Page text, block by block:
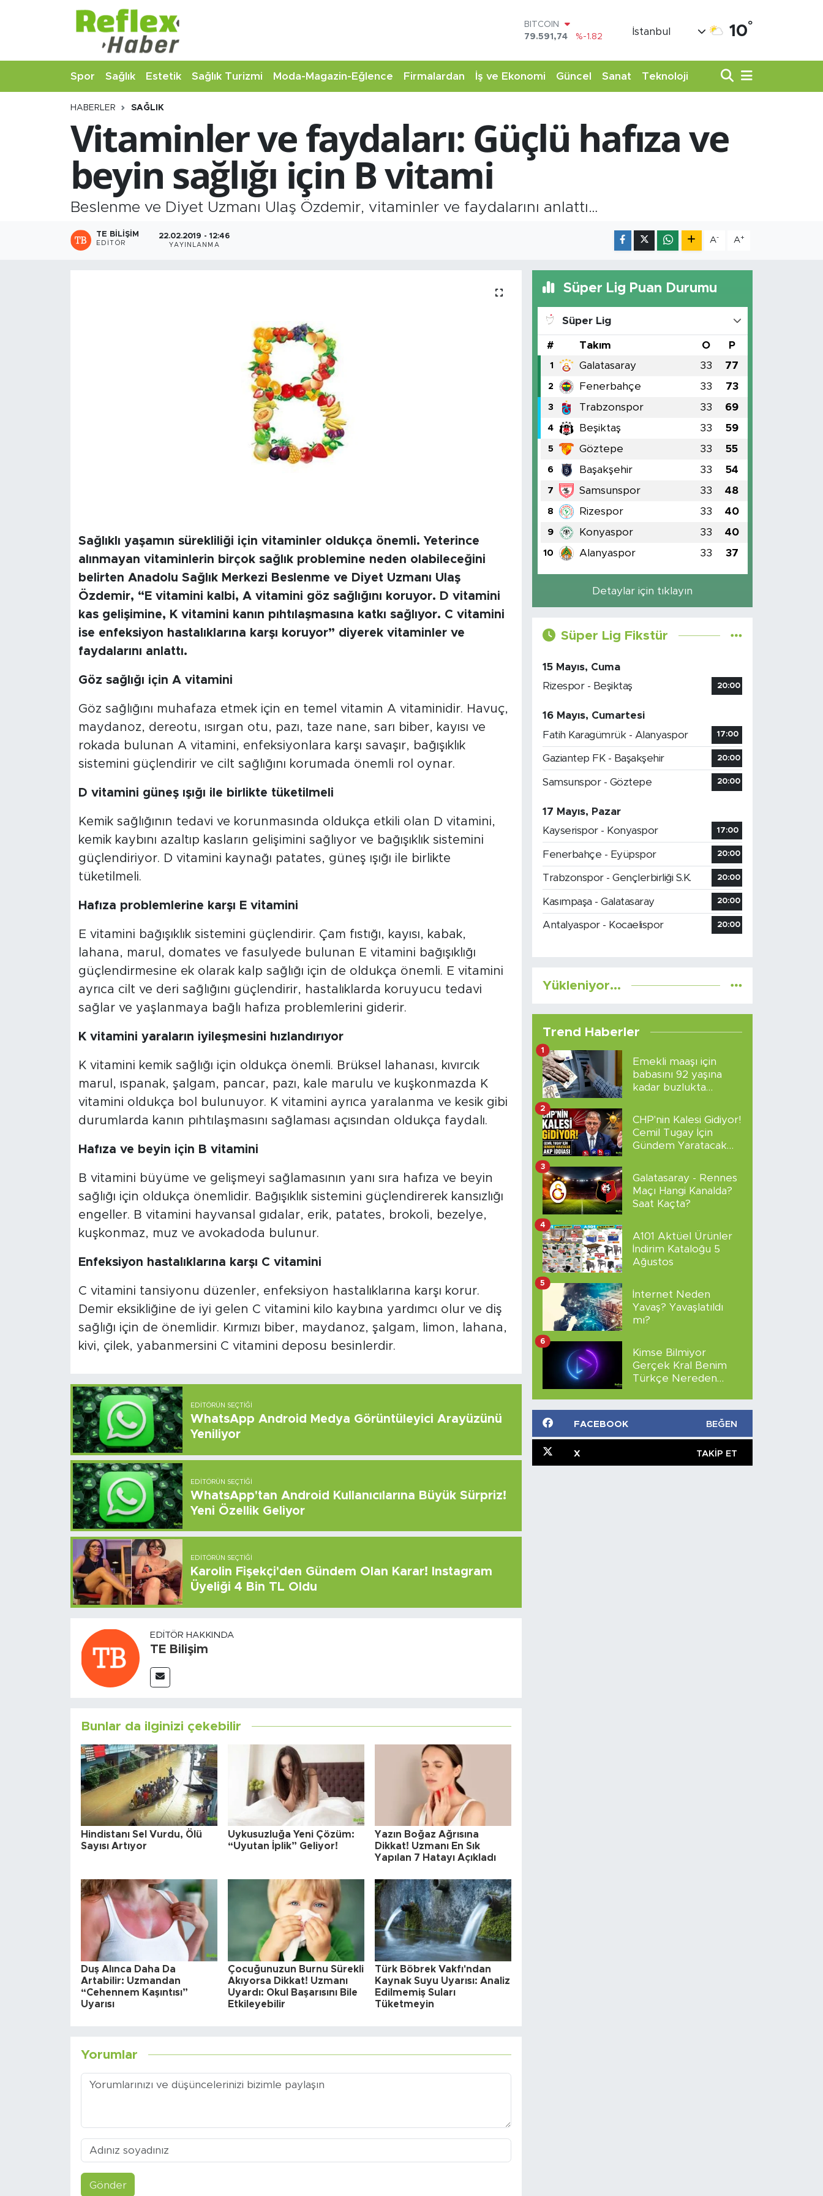
BITCOIN
79.591,74
%-1.82
45,43620
%0.02
EURO
6862,09000
%0.19
BİST100
14.598,00
İstanbul 10°
Spor Sağlık Estetik Sağlık Turizmi Moda-Magazin-Eğlence Firmalardan İş ve Ekonomi Güncel Sanat Teknoloji
HABERLER SAĞLIK
Vitaminler ve faydaları: Güçlü hafıza ve
beyin sağlığı için B vitami
Beslenme ve Diyet Uzmanı Ulaş Özdemir, vitaminler ve faydalarını anlattı…
TE BILIŞIM
EDITÖR
22.02.2019 - 12:46
YAYINLANMA
A- A+
Sağlıklı yaşamın sürekliliği için vitaminler oldukça önemli. Yeterince
alınmayan vitaminlerin birçok sağlık problemine neden olabileceğini
belirten Anadolu Sağlık Merkezi Beslenme ve Diyet Uzmanı Ulaş
Özdemir, “E vitamini kalbi, A vitamini göz sağlığını koruyor. D vitamini
kas gelişimine, K vitamini kanın pıhtılaşmasına katkı sağlıyor. C vitamini
ise enfeksiyon hastalıklarına karşı koruyor” diyerek vitaminler ve
faydalarını anlattı.
Göz sağlığı için A vitamini
Göz sağlığını muhafaza etmek için en temel vitamin A vitaminidir. Havuç,
maydanoz, dereotu, ısırgan otu, pazı, taze nane, sarı biber, kayısı ve
rokada bulunan A vitamini, enfeksiyonlara karşı savaşır, bağışıklık
sistemini güçlendirir ve cilt sağlığını korumada önemli rol oynar.
D vitamini güneş ışığı ile birlikte tüketilmeli
Kemik sağlığının tedavi ve korunmasında oldukça etkili olan D vitamini,
kemik kaybını azaltıp kasların gelişimini sağlıyor ve bağışıklık sistemini
güçlendiriyor. D vitamini kaynağı patates, güneş ışığı ile birlikte
tüketilmeli.
Hafıza problemlerine karşı E vitamini
E vitamini bağışıklık sistemini güçlendirir. Çam fıstığı, kayısı, kabak,
lahana, marul, domates ve fasulyede bulunan E vitamini bağışıklığı
güçlendirmesine ek olarak kalp sağlığı için de oldukça önemli. E vitamini
ayrıca cilt ve deri sağlığını güçlendirir, hastalıklarda koruyucu tedavi
sağlar ve yaşlanmaya bağlı hafıza problemlerini giderir.
K vitamini yaraların iyileşmesini hızlandırıyor
K vitamini kemik sağlığı için oldukça önemli. Brüksel lahanası, kıvırcık
marul, ıspanak, şalgam, pancar, pazı, kale marulu ve kuşkonmazda K
vitamini oldukça bol bulunuyor. K vitamini ayrıca yaralanma ve kesik gibi
durumlarda kanın pıhtılaşmasını sağlaması açısından oldukça faydalı.
Hafıza ve beyin için B vitamini
B vitamini büyüme ve gelişmeyi sağlamasının yanı sıra hafıza ve beyin
sağlığı için oldukça önemlidir. Bağışıklık sistemini güçlendirerek kansızlığı
engeller. B vitamini hayvansal gıdalar, erik, patates, brokoli, bezelye,
kuşkonmaz, muz ve avokadoda bulunur.
Enfeksiyon hastalıklarına karşı C vitamini
C vitamini tansiyonu düzenler, enfeksiyon hastalıklarına karşı korur.
Demir eksikliğine de iyi gelen C vitamini kilo kaybına yardımcı olur ve diş
sağlığı için de önemlidir. Kırmızı biber, maydanoz, şalgam, limon, lahana,
kivi, çilek, yabanmersini C vitamini deposu besinlerdir.
EDITÖRÜN SEÇTIĞI
WhatsApp Android Medya Görüntüleyici Arayüzünü
Yeniliyor
EDITÖRÜN SEÇTIĞI
WhatsApp'tan Android Kullanıcılarına Büyük Sürpriz!
Yeni Özellik Geliyor
EDITÖRÜN SEÇTIĞI
Karolin Fişekçi'den Gündem Olan Karar! Instagram
Üyeliği 4 Bin TL Oldu
EDITÖR HAKKINDA
TE Bilişim
Bunlar da ilginizi çekebilir
Hindistanı Sel Vurdu, Ölü
Sayısı Artıyor
Uykusuzluğa Yeni Çözüm:
“Uyutan İplik” Geliyor!
Yazın Boğaz Ağrısına
Dikkat! Uzmanı En Sık
Yapılan 7 Hatayı Açıkladı
Duş Alınca Daha Da
Artabilir: Uzmandan
“Cehennem Kaşıntısı”
Uyarısı
Çocuğunuzun Burnu Sürekli
Akıyorsa Dikkat! Uzmanı
Uyardı: Okul Başarısını Bile
Etkileyebilir
Türk Böbrek Vakfı'ndan
Kaynak Suyu Uyarısı: Analiz
Edilmemiş Suları
Tüketmeyin
Yorumlar
Gönder
Süper Lig Puan Durumu
Süper Lig
# Takım O P
1 Galatasaray 33 77
2 Fenerbahçe 33 73
3 Trabzonspor 33 69
4 Beşiktaş 33 59
5 Göztepe 33 55
6 Başakşehir 33 54
7 Samsunspor 33 48
8 Rizespor 33 40
9 Konyaspor 33 40
10 Alanyaspor 33 37
Detaylar için tıklayın
Süper Lig Fikstür
15 Mayıs, Cuma
Rizespor - Beşiktaş
20:00
16 Mayıs, Cumartesi
Fatih Karagümrük - Alanyaspor
17:00
Gaziantep FK - Başakşehir 20:00
Samsunspor - Göztepe 20:00
17 Mayıs, Pazar
Kayserispor - Konyaspor
17:00
Fenerbahçe - Eyüpspor 20:00
Trabzonspor - Gençlerbirliği S.K. 20:00
Kasımpaşa - Galatasaray 20:00
Antalyaspor - Kocaelispor 20:00
Yükleniyor...
Trend Haberler
Emekli maaşı için
babasını 92 yaşına
kadar buzlukta
1
CHP'nin Kalesi Gidiyor!
Cemil Tugay İçin
Gündem Yaratacak
2
Galatasaray - Rennes
Maçı Hangi Kanalda?
Saat Kaçta?
3
A101 Aktüel Ürünler
İndirim Kataloğu 5
Ağustos
4
İnternet Neden
Yavaş? Yavaşlatıldı
mı?
5
Kimse Bilmiyor
Gerçek Kral Benim
Türkçe Nereden
6
FACEBOOK BEĞEN
X TAKIP ET
Estetik
Firmalardan
İş ve Ekonomi
Moda-Magazin-Eğlence
Nöbetçi Eczaneler
Hava Durumu
Namaz Vakitleri
Trafik Durumu
Şampiyonlar Ligi Puan Durumu ve Fikstür
Tüm Manşetler
Son Dakika Haberleri